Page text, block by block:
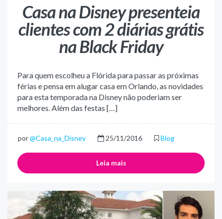
Casa na Disney presenteia
clientes com 2 diárias grátis
na Black Friday
Para quem escolheu a Flórida para passar as próximas
férias e pensa em alugar casa em Orlando, as novidades
para esta temporada na Disney não poderiam ser
melhores. Além das festas […]
por@Casa_na_Disney 25/11/2016 Blog
Leia mais